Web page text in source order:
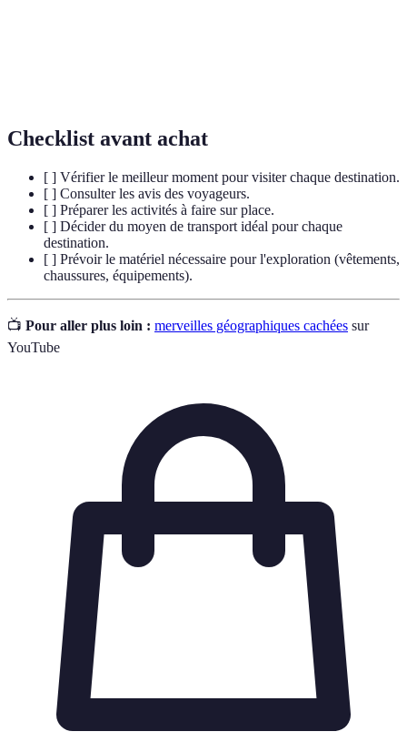
Checklist avant achat
[ ] Vérifier le meilleur moment pour visiter chaque destination.
[ ] Consulter les avis des voyageurs.
[ ] Préparer les activités à faire sur place.
[ ] Décider du moyen de transport idéal pour chaque
destination.
[ ] Prévoir le matériel nécessaire pour l'exploration (vêtements,
chaussures, équipements).
📺 Pour aller plus loin : merveilles géographiques cachées sur
YouTube